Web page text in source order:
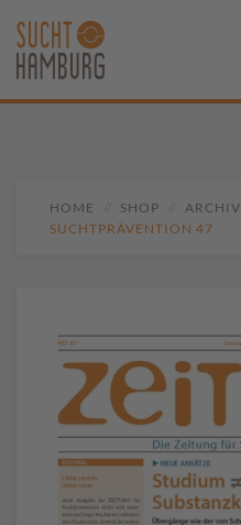
HOME SHOP ARCHIV
SUCHTPRÄVENTION 47